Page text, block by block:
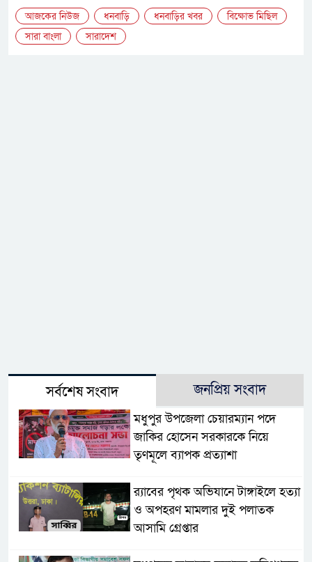
আজকের নিউজ ধনবাড়ি ধনবাড়ির খবর
বিক্ষোভ মিছিল
সারা বাংলা
সারাদেশ
সর্বশেষ সংবাদ জনপ্রিয় সংবাদ
মধুপুর উপজেলা চেয়ারম্যান পদে
জাকির হোসেন সরকারকে নিয়ে
তৃণমূলে ব্যাপক প্রত্যাশা
র‌্যাবের পৃথক অভিযানে টাঙ্গাইলে হত্যা
ও অপহরণ মামলার দুই পলাতক
আসামি গ্রেপ্তার